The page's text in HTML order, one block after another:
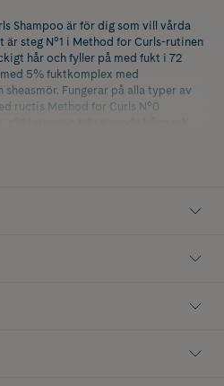
Shampoo är för dig som vill vårda
steg N°1 i Method for Curls-rutinen
hår och fyller på med fukt i 72
5% fuktkomplex med
Fungerar på alla typer av
ructis Method for Curls N°0